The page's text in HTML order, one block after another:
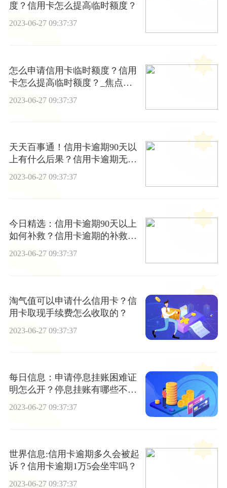
度？信用卡怎么提高临时额度？
2023-06-27 09:37:37
怎么申请信用卡临时额度？信用
卡怎么提高临时额度？_焦点要
2023-06-27 09:37:37
天天百事通！信用卡逾期90天以
上有什么后果？信用卡逾期无力
2023-06-27 09:37:37
今日精选：信用卡逾期90天以上
如何补救？信用卡逾期的补救措
施有哪些？
2023-06-27 09:37:37
淘气值可以申请什么信用卡？信
用卡取现手续费怎么收取的？
2023-06-27 09:37:37
每日信息：申请停息挂账困难证
明怎么开？停息挂账有哪些不
足？
2023-06-27 09:37:37
世界信息:信用卡逾期多久会被起
诉？信用卡逾期1万5会坐牢吗？
2023-06-27 09:37:37